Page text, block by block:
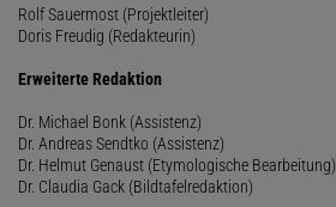
Rolf Sauermost (Projektleiter)
Doris Freudig (Redakteurin)
Erweiterte Redaktion
Dr. Michael Bonk (Assistenz)
Dr. Andreas Sendtko (Assistenz)
Dr. Helmut Genaust (Etymologische Bearbeitung)
Dr. Claudia Gack (Bildtafelredaktion)